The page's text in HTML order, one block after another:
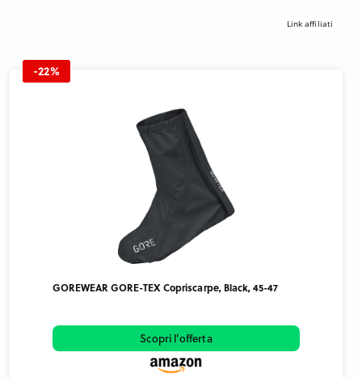
Link affiliati
-22%
GOREWEAR GORE-TEX Copriscarpe, Black, 45-47
Scopri l'offerta